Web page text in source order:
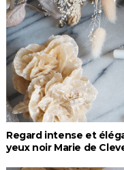
Regard intense et
yeux noir Marie de